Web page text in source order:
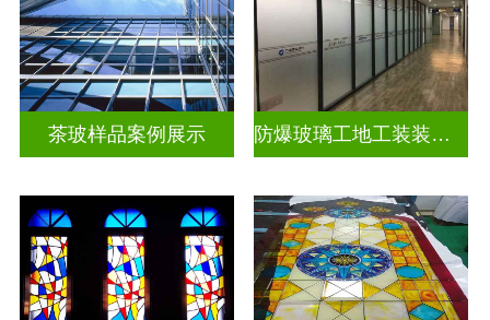
茶玻样品案例展示 防爆玻璃工地工装装饰玻璃